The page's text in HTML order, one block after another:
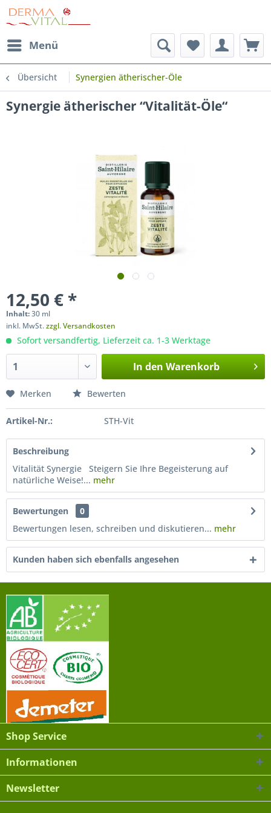
Menü
Übersicht Synergien ätherischer-Öle
Synergie ätherischer “Vitalität-Öle“
12,50 € *
Inhalt:30 ml
inkl. MwSt.zzgl. Versandkosten
Sofort versandfertig, Lieferzeit ca. 1-3 Werktage
In den Warenkorb
Merken Bewerten
Artikel-Nr.: STH-Vit
Beschreibung
Vitalität Synergie Steigern Sie Ihre Begeisterung auf
natürliche Weise!... mehr
Bewertungen
0
Bewertungen lesen, schreiben und diskutieren... mehr
Kunden haben sich ebenfalls angesehen
Shop Service
Informationen
Newsletter